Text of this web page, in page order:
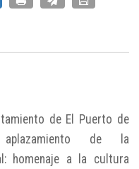
de El Puerto de
de la
homenaje a la cultura